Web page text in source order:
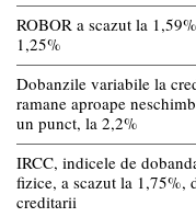
ROBOR a scazut la
1,25%
Dobanzile variabile la
ramane aproape
un punct, la 2,2%
IRCC, indicele de
fizice, a scazut la 1,75%,
creditarii